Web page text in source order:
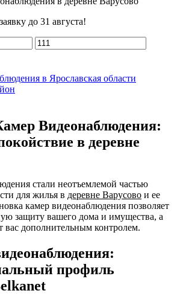
до 31 августа!
в Ярославская области
Видеонаблюдения:
в деревне
стали неотъемлемой частью
для жилья в деревне Варусово и ее
камер видеонаблюдения позволяет
защиту вашего дома и имущества, а
вас дополнительным контролем.
профиль